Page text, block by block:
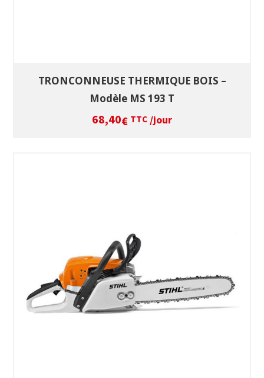
TRONCONNEUSE THERMIQUE BOIS –
Modèle MS 193 T
68,40€ TTC /jour
SÉLECTIONNEZ LES DATES
VOIR LE PRODUIT